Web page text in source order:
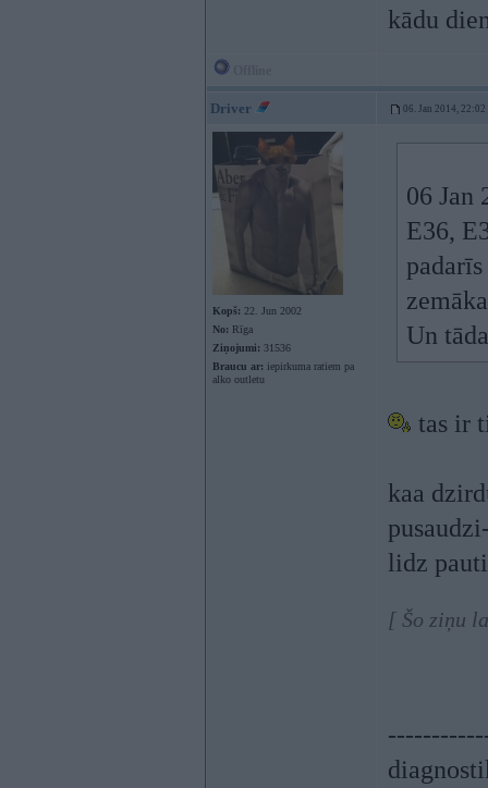
kādu
Driver 06. Jan 2014, 22:02
Kopš: 22. Jun 2002
No: Rīga
Ziņojumi: 31536
Braucu ar: iepirkuma ratiem pa
alko outletu
06 Jan
E36,
Un
tas ir
kaa
lidz
[ Šo ziņu